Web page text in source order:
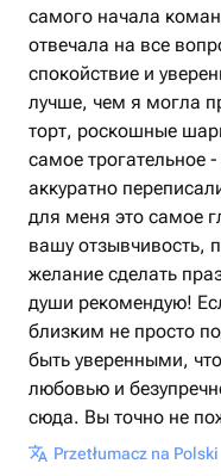
самого начала
отвечала на все
спокойствие и
лучше, чем я могла
торт, роскошные
самое трогательное
аккуратно
для меня это самое
вашу отзывчивость,
желание сделать
души рекомендую!
близким не просто
быть уверенными,
любовью и
сюда. Вы точно не
Przetłumacz na Polski